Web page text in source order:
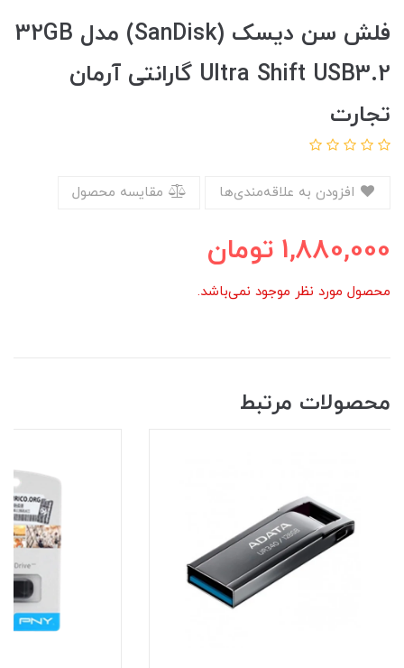
فلش سن دیسک (SanDisk) مدل 32GB
Ultra Shift USB3.2 گارانتی آرمان
تجارت
مقایسه محصول
1,880,000 تومان
محصول مورد نظر موجود نمی‌باشد.
محصولات مرتبط